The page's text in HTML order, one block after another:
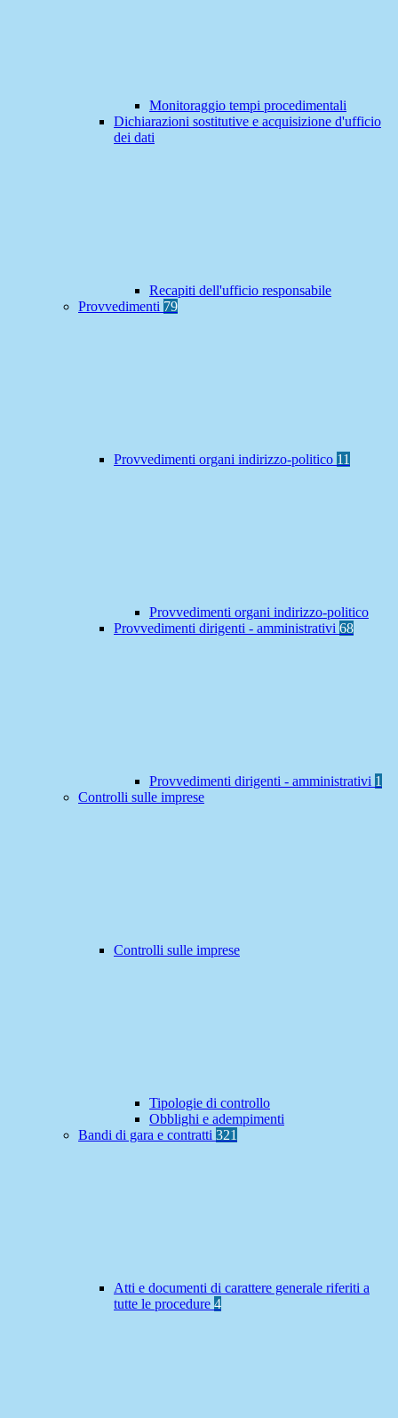
Monitoraggio tempi procedimentali
Dichiarazioni sostitutive e acquisizione d'ufficio
dei dati
Recapiti dell'ufficio responsabile
Provvedimenti 79
Provvedimenti organi indirizzo-politico 11
Provvedimenti organi indirizzo-politico
Provvedimenti dirigenti - amministrativi 68
Provvedimenti dirigenti - amministrativi 1
Controlli sulle imprese
Controlli sulle imprese
Tipologie di controllo
Obblighi e adempimenti
Bandi di gara e contratti 321
Atti e documenti di carattere generale riferiti a
tutte le procedure 4